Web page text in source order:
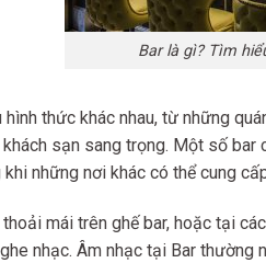
Bar là gì? Tìm
hình thức khác nhau, từ những
sạn sang trọng. Một số
những nơi khác có thể cung
mái trên ghế bar, hoặc tại
nhạc. Âm nhạc tại Bar thường